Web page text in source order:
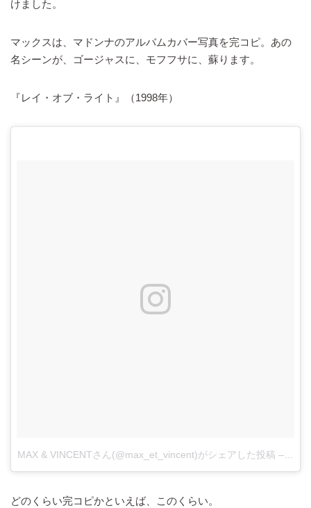
けました。
マックスは、マドンナのアルバムカバー写真を完コピ。あの
名シーンが、ゴージャスに、モフフサに、蘇ります。
『レイ・オブ・ライト』（1998年）
MAX & VINCENTさん(@max_et_vincent)がシェアした投稿 –
どのくらい完コピかといえば、このくらい。